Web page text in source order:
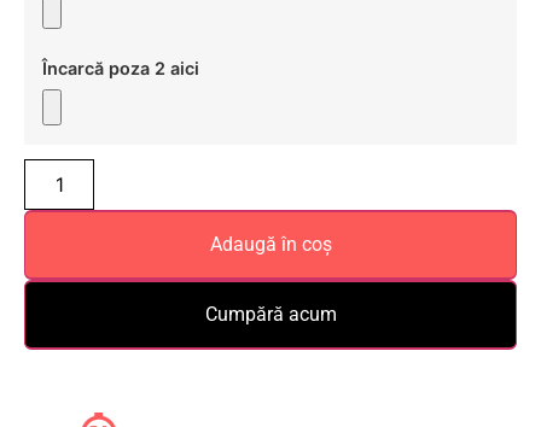
Încarcă poza 2 aici
Adaugă în coș
Cumpără acum